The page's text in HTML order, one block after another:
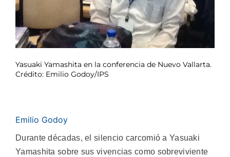
Yasuaki Yamashita en la conferencia de Nuevo Vallarta.
Crédito: Emilio Godoy/IPS
Emilio Godoy
Durante décadas, el silencio carcomió a Yasuaki
Yamashita sobre sus vivencias como sobreviviente